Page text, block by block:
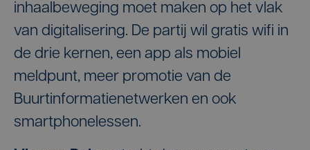
inhaalbeweging moet maken op het vlak
van digitalisering. De partij wil gratis wifi in
de drie kernen, een app als mobiel
meldpunt, meer promotie van de
Buurtinformatienetwerken en ook
smartphonelessen.